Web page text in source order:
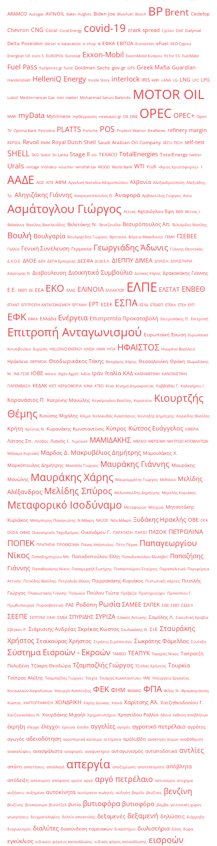
ARAMCO Autogas AVINOIL Baker Hughes Biden Joe BlueFuel Bosch BPBrent Cedefop
Chevron CNG Coral Coral Energy covid-19 crack spread Cyclon DAF Dailymail
Delta Poseidon diesel e-katanalotis e-shop e-ΕΦΚΑ EBITDA Economist eFuel EKO Cyprus
Energean Oil euro 5 EUROPOL Eurostat Exxon-Mobil ExxonMobil Κύπρου fit for 55 FuelMate
Fuel Pass fuelprices.gr fund Goldman Sachs gov.gr GPS Greek Mafia Guardian
Handelsblatt HelleniQ Energy Inside Story interlock IRIS kWh LANA LG LNG LPC LPG
Lukoil Mediterranean Gas mini market Mohammad Sanusi Barkindo MOTOR OIL
MWh myData Mytilineos myΘέρμανση newsauto.gr OIL ONE OPEC OPEC+ Open
TV Optima Bank Petrolina PLATTS Porsche POS Prudent Warrior RealNews refinery margin
REPSOL Revoil RMM Royal Dutch Shell Saudi Arabian Oil Company SECU-TECH self-test
SHELL SKG Sokol Sri Lanka Stage II sts TEXACO TotalEnergies TotalEnergy twitter
Urals vintage Viohalco voucher windfall tax WOOD World Bank WTI Yiufi «Άγιος Χριστόφορος» ΄1
ΑΑΔΕ ΑΟΖ ΑΠΕ ΑΦΜ Αγγελική Ναταλία Αδαμοπούλου Αλβανία Αλεξανδρούπολη Αλεξιάδης
Τρ. Αληγιζάκης Γιάννης Αναγνωστόπουλος Θ. Αναφορά Αρβανιτίδης Γιώργος Ασία
Ασμάτογλου Γιώργος Αττική Αχτσιόγλου Έφη ΒΕΘ Βέττας Ι.
Βαλκάνια Βασίλης Βασιλειάδης Βελετάκης Ν. Βενεζουέλα Βεσυρόπουλος Απ. Βιλιάρδος Βασίλης
Βουλή Βουλγαρία Βουλγαρίδης Γιώργος Βρετανία Βόρεια Μακεδονία ΓΕΜΗ ΓΣΕΒΕΕ
Γαλλία Γενική Συνέλευση Γερμανία Γεωργιάδης Άδωνις Γιάννης Θεοτοκάς
Δ.Α.Ο.Ε. ΔΑΟΕ ΔΕΗ ΔΕΠΑ Εμπορίας ΔΕΣΦΑ ΔΙ.Μ.Ε.Α. ΔΙΕΠΠΥ ΔΙΜΕΑ ΔΙΥΛΙΣΗ ΔΙΥΛΙΣΤΗΡΙΑ
Δαγούμας Θ. Διαβούλευση Διοικητικό Συμβούλιο Δούκας Χάρης Δρακακάκης Γιάννης
Ε.Ε. ΕΒΕΠ ΕΕ ΕΕΑ ΕΚΟ ΕΛΑΣ ΕΛΙΝΟΙΛ ΕΛΛΑΚΤΩΡ ΕΛΠΕ ΕΛΣΤΑΤ ΕΝΒΕΘ
ΕΠΑΝΤ ΕΠΙΤΡΟΠΗ ΑΝΤΑΓΩΝΙΣΜΟΥ ΕΡΓΑΝΗ ΕΡΤ ΕΣΕΚ ΕΣΠΑ ΕΣΥΔ ΕΤΕΑΕΠ ΕΤΕΚΑ ΕΤΕπ ΕΥΠ
ΕΦΚ ΕΦΚΑ Ελλάδα Ενέργεια Επιστρεπτέα Προκαταβολή Επιτροπάκης Π. Επιτροπή
Επιτροπή Ανταγωνισμού Ευρωπαϊκή Ένωση Ευρωπαϊκό
Κοινοβούλιο Ευρώπη ΗELLENiQ ENERGY ΗΛΕΙΑ ΗΜΑ ΗΠΑ ΗΦΑΙΣΤΟΣ Ηνωμένο Βασίλειο
Ηράκλειο ΘΕΡΜΟΙΛ Θεοδωρικάκος Τάκης Θεοχάρης Χάρης Θεσσαλονίκη Θράκη Θωμαδάκης
Μ. ΙΝΕ-ΓΣΕΕ ΙΟΒΕ Ικόνιο Ιλχάν Αχμέτ Ινδία Ιράν Ιταλία ΚΑΔ ΚΑΘΗΜΕΡΙΝΗ ΚΑΝΟΝΙΣΤΙΚΗ
ΠΑΡΕΜΒΑΣΗ ΚΕΔΑΚ ΚΕΠ ΚΕΡΔΟΦΟΡΙΑ ΚΙΝΑ ΚΤΕΟ Κίνα Κίνημα Δημοκρατίας Καββαθάς Γ. Καλογήρου Ι.
Καρανάσιος Π. Κατρίνης Μανώλης Κεγκέρογλου Βασίλης Κερατσίνι
Κιουρτζής
Θέμης Κιούσης Μιχάλης Κλίμα Κολοκυθάς Αναστάσιος Κονταξής Δημήτρης Κορκίδης Βασίλης
Κρήτη Κρίντας Θ. Κυρανάκης Κωνσταντίνος Κύπρος Κώτσος Ευάγγελος ΛΙΒΕΡΙΑ
Λάτσης Σπ. Λέσβος Λιανός Ι. Λιμενικό ΜΑΜΙΔΑΚΗΣ ΜΕΛΚΟ ΜΕΡΙΣΜΑ ΜΗΤΡΩΟ ΑΠΟΒΛΗΤΩΝ
Μάλαμα Κυριακή Μάρδας Δ. Μακρυβέλιος Δημήτρης Μαμουλάκης Χ.
Μαρκόπουλος Δημήτρης Μασαλής Γιώργος Μαυράκης Γιάννης Μαυράκης
Μανώλης Μαυράκης Χάρης Μαυρομμάτης Γιώργος Μεθάνιο Μελίδης
Αλέξανδρος Μελίδης Σπύρος Μελισσανίδης Δημήτρης Μερελής Κυριάκος
Μεταφορικό Ισοδύναμο Μεταφορών Μητρώο Μητσοτάκης
Κυριάκος Μπόμπορης Παναγιώτης Ν.Μάκρη ΝΑΞΟΣ Νέα Μάκρη Ξυδάκης Ηρακλής ΟΒΕ ΟΓΑ
ΟΟΣΑ ΟΦΑΕ Οικονομικός Ταχυδρόμος Οικονόμου Γ. ΠΑΡΑΤΑΣΗ ΠΑΡΙΣΙ ΠΑΣΟΚ ΠΕΤΡΟΛΙΝΑ
ΠΟΠΕΚ ΠΡΑΤΗΡΙΑ ΠΡΟΘΕΣΜΙΑ Πάνας Απόστολος Πέτη Πέρκα Παπαγεωργίου
Νίκος Παπαδημητρίου Μπ. Παπαδοπούλου Έλλη Παπαδοπούλου Ελισάβετ Παπαζήσης
Γιάννης Παπαθανάσης Νίκος Παπαμιχαήλ Σωτήρης Παπασταύρου Σταύρος Παραπολιτικά Περιφέρεια
Αττικής Πετκίδης Βασίλης Πετραλιάς Θάνος Πιερρακάκης Κυριάκος Πιστωτικές κάρτες Πιτσιλής
Γιώργος Πλακιωτάκης Γιάννης Πολωνία Πούλου Γιώτα Πρέβεζα Πρατηριούχοι Προκοπίου Γ.
Πρωθυπουργό Πυροσβεστική ΡΑΕ Ροδόπη Ρωσία ΣΑΜΕΕ ΣΑΠΕΚ ΣΕΒ ΣΕΒΤ ΣΕΔΕ ΙΙ
ΣΕΕΠΕ ΣΕΥΠΥΚΕ ΣΚΑΙ ΣΜΕΑ ΣΠΥΡΙΔΗΣ ΣΥΡΙΖΑ Σάκκος Αντώνης Σαμόλης Λ. Σαουδική Αραβία
Σβίγκου Ρ. Σιάμισιης Ανδρέας Σκρέκας Κώστας Σκυλακάκης Θ. ΣτΕ Σταυράκης
Χρήστος Σταϊκούρας Χρήστος Στράτος Σιμόπουλος Σωκράτης Φάμελλος Σύνταξη
Σύστημα Εισροών - Εκροών ΤΑΜΕΙΟ ΤΕΑΠΥΚ Ταγαράς Νίκος Ταπρατζή
Πολυξένη Τζάκρη Θεοδώρα Τζαμπαζλής Γιώργος Τζιόλας Χρήστος Τουρκία
Τσίπρας Αλέξης Τσαμπαζλής Γιώργος Τσεχία Τσιάρας Κωνσταντίνος ΥΜΕ Υπουργείο Εργασίας
Κοινωνικών Ασφαλίσεων Υπουργό Ανάπτυξης ΦΕΚ ΦΗΜ ΦΗΜΑΣ ΦΠΑ Φίλης Ν. Φραγκογιάννης
Κώστας ΧΑΡΤΟΓΡΑΦΗΣΗ ΧΟΝΔΡΙΚΗ Χάρης Δούκας Χανιά Χαρίτσης Αλ. Χατζηθεοδοσίου Γ.
Χατζηνικολάου Ν. Χουρδάκης Μιχαήλ Χρηματιστήριο Χρηστίδου Ραλλία άδεια έκθεση αποβλήτων
έκρηξη έλεγχο έλεγχοι έρευνα έσοδα αγγελίες αγορές αγροτικό πετρέλαιο αγρότες
αγωγός αδειοδότηση αεροπορικά καύσιμα αιτήματα αμόλυβδη ανάκτηση ατμών αναβάθμιση
ανακαλύψεις ανασφάλιστα αναφορές αναψυκτήρια ανταγωνισμός ανταποδοτικά αντλίες
απάτη απαιτήσεις απαλλαγή απεργία αποζημίωση αποτελέσματα απόβλητα
απόδειξη απόσυρση απόφαση αργία αργό αργό πετρέλαιο αστυνομία ατύχημα
αυξήσεις αυξημένα αυτοκίνητα αυτόματοι πωλητές αύξηση βαρέλι βενζίνες βενζίνη
βενζίνης βιοκαύσιμα βιοντίζελ βυτίο βυτιοφόρα βυτιοφόρο βόμβα γειτονικές χώρες
γεωτρήσεις δειγματοληψίες δελτίο αποστολής δεξαμενές δεξαμενή δηλώσεις διάρρηξη
διαγωνισμός διαλύτες διασύνδεση ταμειακών δικαστήριο διυλιστήρια δόση δώρα
εγκύκλιος ειδικούς φόρους κατανάλωσης ειδικός φόρος κατανάλωσης εισροών